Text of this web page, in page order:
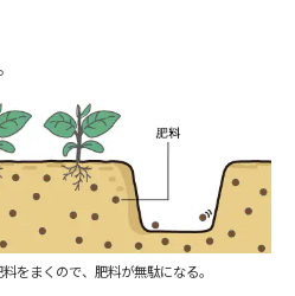
をまくので、肥料が無駄になる。